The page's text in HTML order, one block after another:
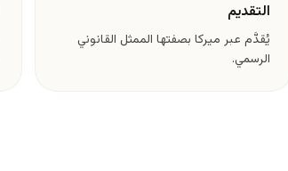
التقديم
يُقدَّم عبر ميركا بصفتها الممثل القانوني
الرسمي.